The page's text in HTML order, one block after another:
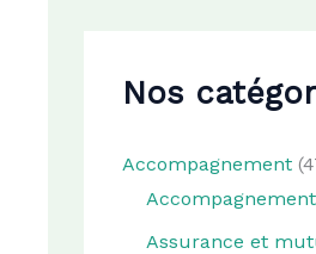
Nos
Accompagnement
Accompagnement
Assurance et